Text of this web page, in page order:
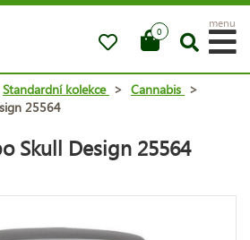
0
menu
Standardní kolekce > Cannabis >
25564
Skull Design 25564